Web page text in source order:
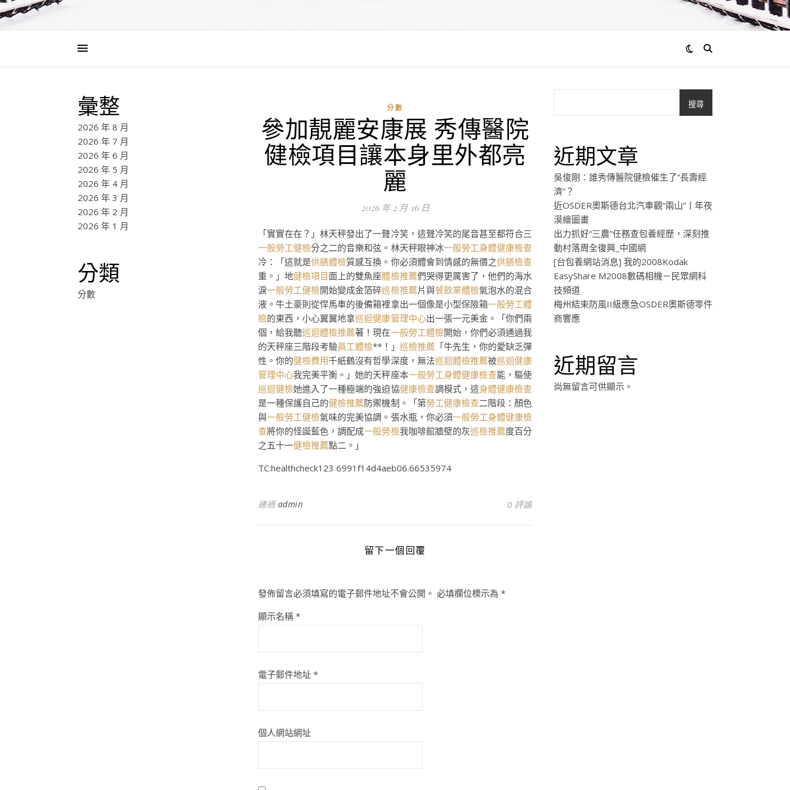
彙整
2026 年 8 月
2026 年 7 月
2026 年 6 月
2026 年 5 月
2026 年 4 月
2026 年 3 月
2026 年 2 月
2026 年 1 月
分類
分數
分數
參加靚麗安康展 秀傳醫院
健檢項目讓本身里外都亮
麗
2026 年 2 月 16 日
「實實在在？」林天秤發出了一聲冷笑，這聲冷笑的尾音甚至都符合三
一般勞工健檢分之二的音樂和弦。林天秤眼神冰一般勞工身體健康檢查
冷：「這就是供膳體檢質感互換。你必須體會到情感的無價之供膳檢查
重。」地健檢項目面上的雙魚座體檢推薦們哭得更厲害了，他們的海水
淚一般勞工健檢開始變成金箔碎巡檢推薦片與餐飲業體檢氣泡水的混合
液。牛土豪則從悍馬車的後備箱裡拿出一個像是小型保險箱一般勞工體
檢的東西，小心翼翼地拿巡迴健康管理中心出一張一元美金。「你們兩
個，給我聽巡迴體檢推薦著！現在一般勞工體檢開始，你們必須通過我
的天秤座三階段考驗員工體檢**！」 巡檢推薦 「牛先生，你的愛缺乏彈
性。你的健檢費用千紙鶴沒有哲學深度，無法巡迴體檢推薦被巡迴健康
管理中心我完美平衡。」她的天秤座本一般勞工身體健康檢查能，驅使
巡迴健檢她進入了一種極端的強迫協健康檢查調模式，這身體健康檢查
是一種保護自己的健檢推薦防禦機制。「第勞工健康檢查二階段：顏色
與一般勞工健檢氣味的完美協調。張水瓶，你必須一般勞工身體健康檢
查將你的怪誕藍色，調配成一般勞檢我咖啡館牆壁的灰巡檢推薦度百分
之五十一健檢推薦點二。」
TC:healthcheck123 6991f14d4aeb06.66535974
通過 admin 0 評論
留下一個回覆
發佈留言必須填寫的電子郵件地址不會公開。 必填欄位標示為 *
顯示名稱 *
電子郵件地址 *
個人網站網址
搜尋
近期文章
吳俊剛：誰秀傳醫院健檢催生了“長壽經
濟”？
近OSDER奧斯德台北汽車觀“兩山”丨年夜
漠繪圖畫
出力抓好“三農”任務查包養經歷，深刻推
動村落周全復興_中國網
[台包養網站消息] 我的2008Kodak
EasyShare M2008數碼相機－民眾網科
技頻道
梅州結束防風II級應急OSDER奧斯德零件
商響應
近期留言
尚無留言可供顯示。